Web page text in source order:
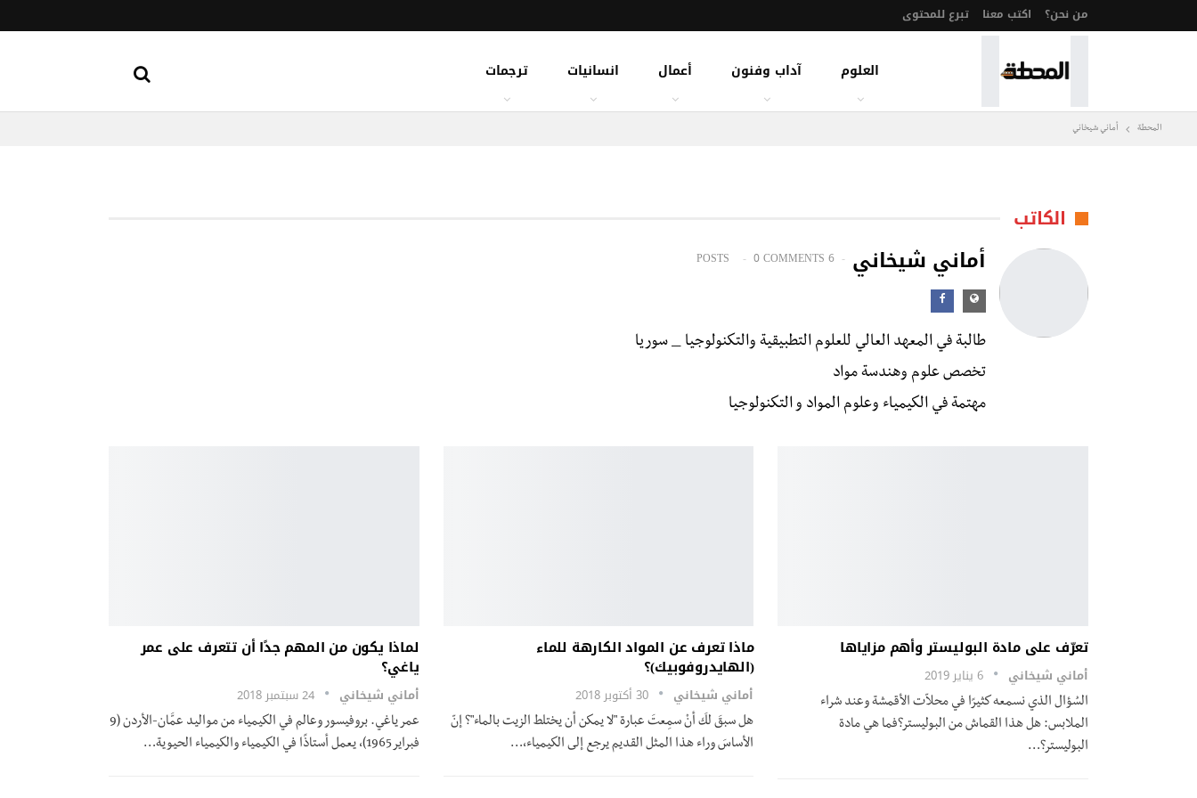
من نحن؟ اكتب معنا تبرع للمحتوى
العلوم آداب وفنون أعمال انسانيات ترجمات
المحطة أماني شيخاني
الكاتب
أماني شيخاني 6 POSTS
0 COMMENTS
طالبة في المعهد العالي للعلوم التطبيقية والتكنولوجيا _ سوريا
تخصص علوم وهندسة مواد
مهتمة في الكيمياء وعلوم المواد و التكنولوجيا
تعرّف على مادة البوليستر وأهم مزاياها
أماني شيخاني 6 يناير 2019
السُؤال الذي نسمعه كثيرًا في محلاّت الأقمشة وعند شراء
الملابس: هل هذا القماش من البوليستر؟فما هي مادة
البوليستر؟…
ماذا تعرف عن المواد الكارهة للماء
(الهايدروفوبيك)؟
أماني شيخاني 30 أكتوبر 2018
هل سبقَ لكَ أنْ سمِعتَ عبارة "لا يمكن أن يختلط الزيت بالماء"؟ إنّ
الأساسَ وراء هذا المثل القديم يرجع إلى الكيمياء،…
لماذا يكون من المهم جدًا أن تتعرف على عمر
ياغي؟
أماني شيخاني 24 سبتمبر 2018
عمر ياغي. بروفيسور وعالم في الكيمياء من مواليد عمَّان-الأردن (9
فبراير1965)، يعمل أستاذًا في الكيمياء والكيمياء الحيوية…